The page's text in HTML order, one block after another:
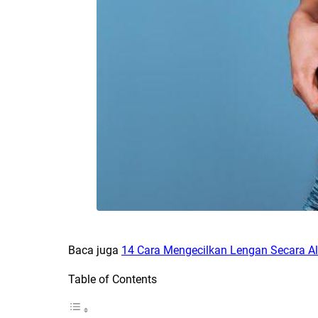
Baca juga 14 Cara Mengecilkan Lengan Secara
Table of Contents